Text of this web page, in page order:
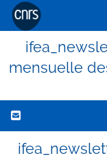
mensuelle